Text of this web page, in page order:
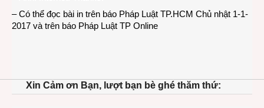
– Có thể đọc bài in trên báo Pháp Luật TP.HCM Chủ nhật 1-1-
2017 và trên báo Pháp Luật TP Online
Xin Cảm ơn Bạn, lượt bạn bè ghé thăm thứ: